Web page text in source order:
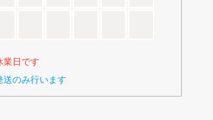
日です
のみ行います